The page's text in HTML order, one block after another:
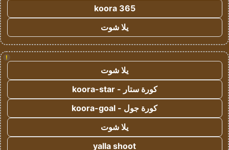
koora 365
يلا شوت
!
يلا شوت
كورة ستار - koora-star
كورة جول - koora-goal
يلا شوت
yalla shoot